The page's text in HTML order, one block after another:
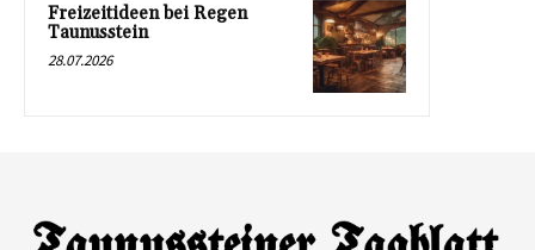
Freizeitideen bei Regen
Taunusstein
28.07.2026